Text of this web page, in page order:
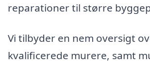
reparationer til større
Vi tilbyder en nem oversigt
kvalificerede murere, samt